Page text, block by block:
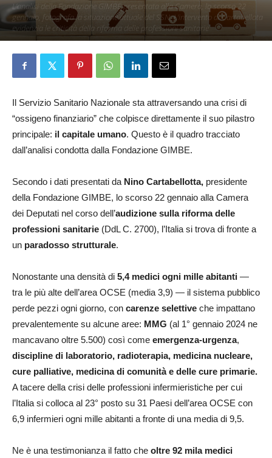
L’analisi della Fondazione GIMBE presentata alla Camera, lo scorso 22
gennaio, fotografa la situazione attuale del SSN. L'intervento di Cartabellota
evidenzia le criticità della riforma delle professioni sanitarie
Il Servizio Sanitario Nazionale sta attraversando una crisi di
“ossigeno finanziario” che colpisce direttamente il suo pilastro
principale: il capitale umano. Questo è il quadro tracciato
dall’analisi condotta dalla Fondazione GIMBE.
Secondo i dati presentati da Nino Cartabellotta, presidente
della Fondazione GIMBE, lo scorso 22 gennaio alla Camera
dei Deputati nel corso dell’audizione sulla riforma delle
professioni sanitarie (DdL C. 2700), l’Italia si trova di fronte a
un paradosso strutturale.
Nonostante una densità di 5,4 medici ogni mille abitanti —
tra le più alte dell’area OCSE (media 3,9) — il sistema pubblico
perde pezzi ogni giorno, con carenze selettive che impattano
prevalentemente su alcune aree: MMG (al 1° gennaio 2024 ne
mancavano oltre 5.500) così come emergenza-urgenza,
discipline di laboratorio, radioterapia, medicina nucleare,
cure palliative, medicina di comunità e delle cure primarie.
A tacere della crisi delle professioni infermieristiche per cui
l’Italia si colloca al 23° posto su 31 Paesi dell’area OCSE con
6,9 infermieri ogni mille abitanti a fronte di una media di 9,5.
Ne è una testimonianza il fatto che oltre 92 mila medici